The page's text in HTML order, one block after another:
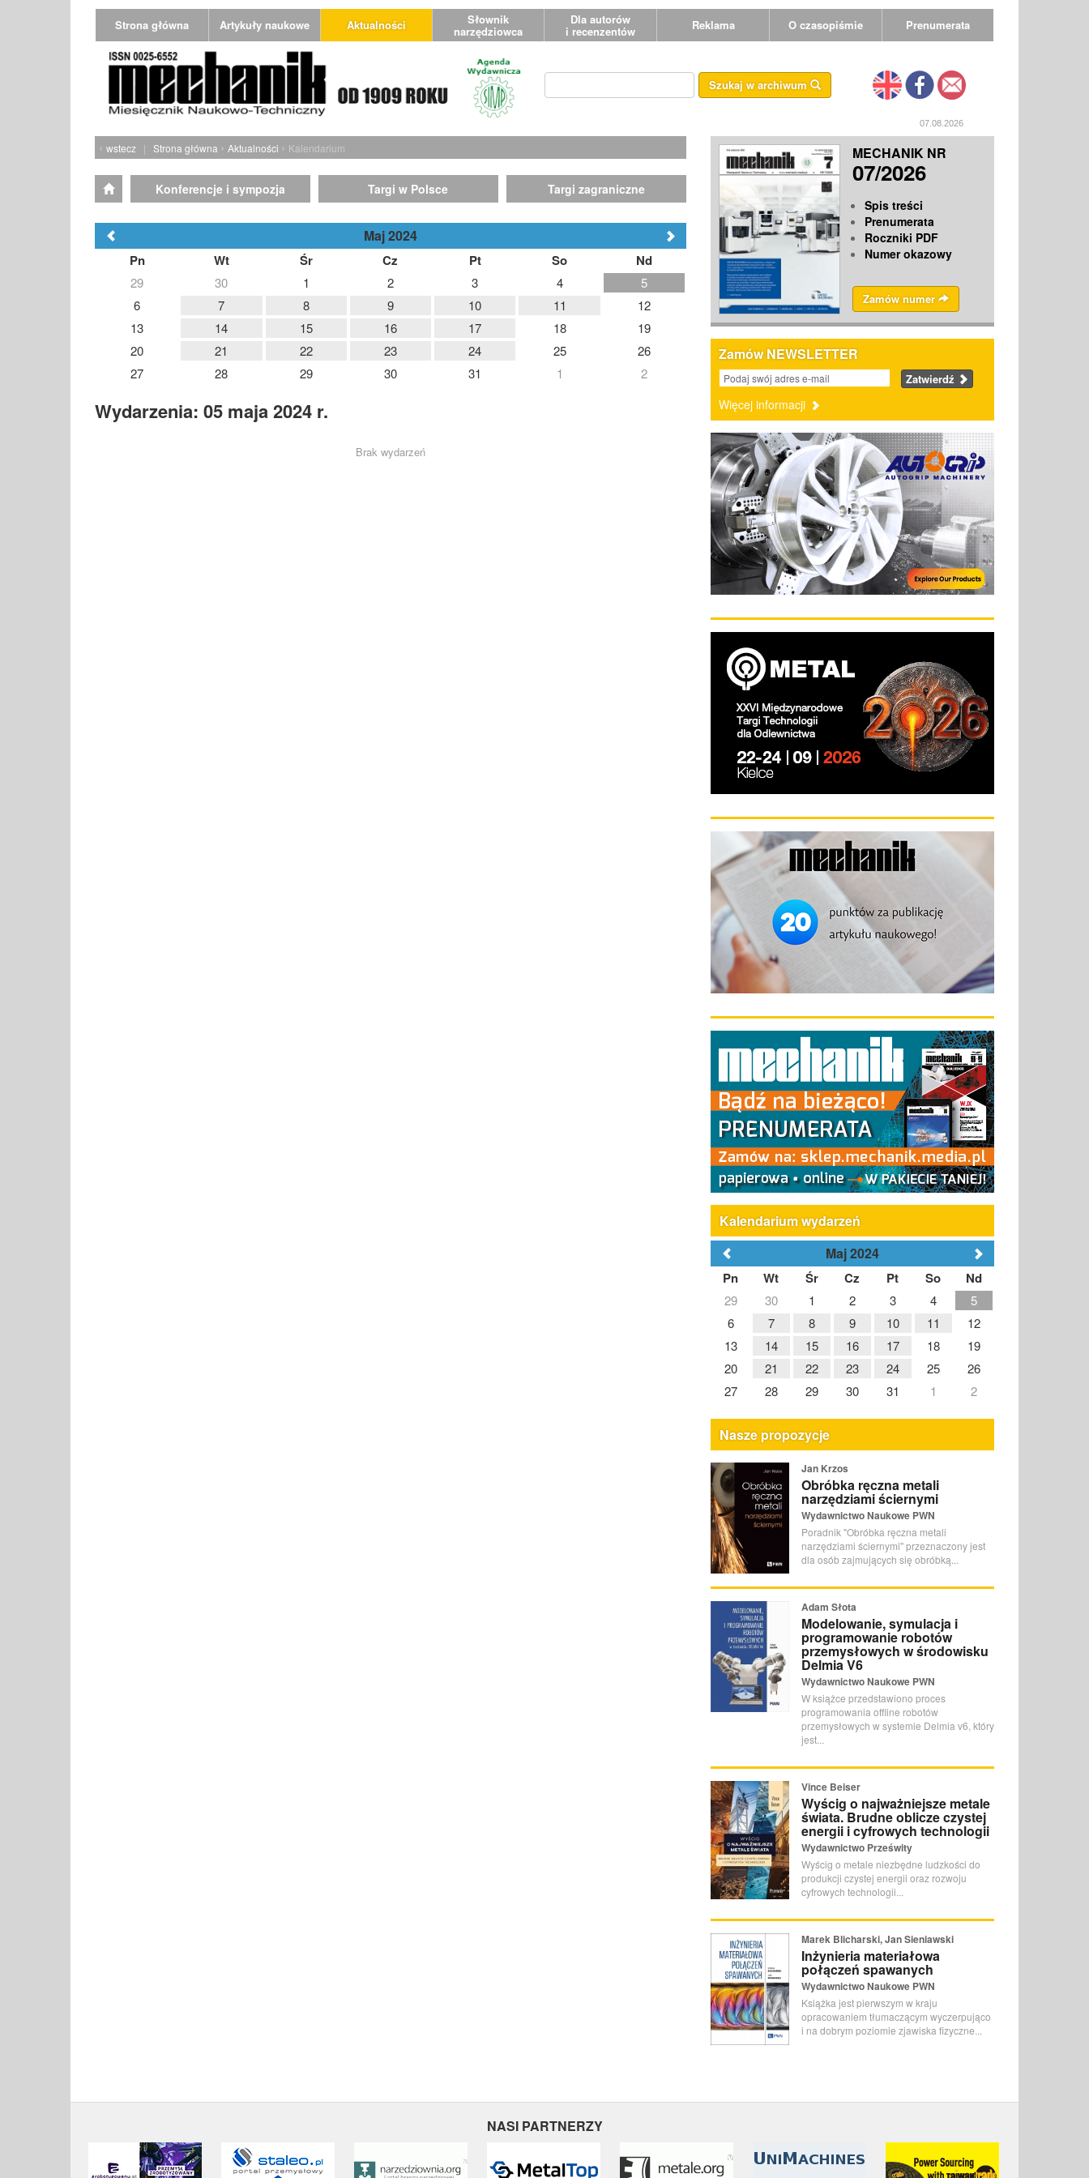
Strona główna Artykuły naukowe Aktualności Słownik
narzędziowca
Dla autorów
i recenzentów Reklama O czasopiśmie Prenumerata
Szukaj w archiwum
07.08.2026
‹ wstecz | Strona główna › Aktualności › Kalendarium
Konferencje i sympozja Targi w Polsce Targi zagraniczne
Maj 2024
Pn Wt Śr Cz Pt So Nd
29 30 1 2 3 4
5
6
7 8 9 10 11
12
13
14 15 16 17 18
19
20
21 22 23 24 25
26
27
28 29 30 31 1 2
Wydarzenia: 05 maja 2024 r.
Brak wydarzeń
MECHANIK NR
07/2026
Spis treści
Prenumerata
Roczniki PDF
Numer okazowy
Zamów numer
Zamów NEWSLETTER
Zatwierdź
Więcej informacji
Kalendarium wydarzeń
Maj 2024
Pn Wt Śr Cz Pt So Nd
29 30 1 2 3 4
5
6
7 8 9 10 11
12
13
14 15 16 17 18
19
20
21 22 23 24 25
26
27
28 29 30 31 1 2
Nasze propozycje
Jan Krzos
Obróbka ręczna metali
narzędziami ściernymi
Wydawnictwo Naukowe PWN
Poradnik "Obróbka ręczna metali
narzędziami ściernymi" przeznaczony jest
dla osób zajmujących się obróbką...
Adam Słota
Modelowanie, symulacja i
programowanie robotów
przemysłowych w środowisku
Delmia V6
Wydawnictwo Naukowe PWN
W książce przedstawiono proces
programowania offline robotów
przemysłowych w systemie Delmia v6, który
jest...
Vince Beiser
Wyścig o najważniejsze metale
świata. Brudne oblicze czystej
energii i cyfrowych technologii
Wydawnictwo Prześwity
Wyścig o metale niezbędne ludzkości do
produkcji czystej energii oraz rozwoju
cyfrowych technologii...
Marek Blicharski, Jan Sieniawski
Inżynieria materiałowa
połączeń spawanych
Wydawnictwo Naukowe PWN
Książka jest pierwszym w kraju
opracowaniem tłumaczącym wyczerpująco
i na dobrym poziomie zjawiska fizyczne...
NASI PARTNERZY